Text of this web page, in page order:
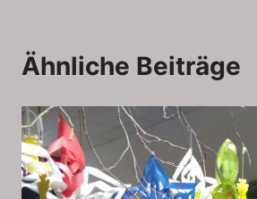
Ähnliche Beiträge